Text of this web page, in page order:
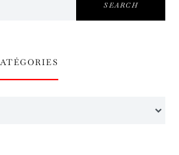
SEARCH